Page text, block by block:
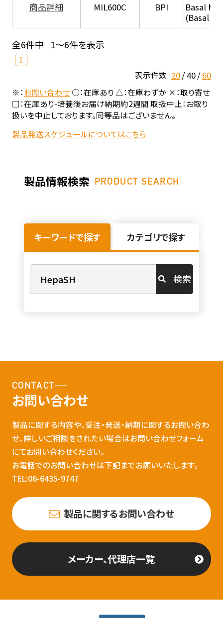
商品詳細
MIL600C BPI
Basal
(Basal
全6件中 1～6件を表示
1
表示件数 20 40 60
※：お問い合わせ○：在庫あり △：在庫わずか ×：取り寄せ
□：在庫あり-培養後お届け納期約2週間 取扱中止：お取り
扱いを中止しております。同等品はございません。
製品発送スケジュールについてはこちら
製品情報検索 PRODUCT SEARCH
キーワードで探す カテゴリで探す
検索
CONTACT
お問い合わせ
製品に関する内容や、受注・発送・納期に関するお問い合わ
せ、詳しいご相談をされたい場合はお問い合わせフォーム
にてお問い合わせください。
お電話でのお問い合わせは下記までお願いいたします。
TEL:06-6435-9747
製品に関するお問い合わせ
メーカー、代理店一覧